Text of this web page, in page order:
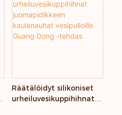
Räätälöidyt silikoniset
urheiluvesikuppihihnat